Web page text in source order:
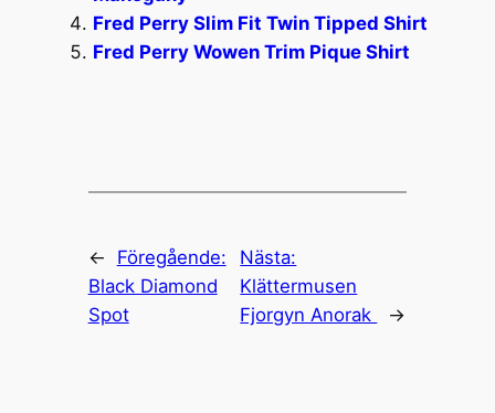
Fred Perry Slim Fit Twin Tipped Shirt
Fred Perry Wowen Trim Pique Shirt
←
Föregående:
Black Diamond
Spot
Nästa:
Klättermusen
Fjorgyn Anorak
→